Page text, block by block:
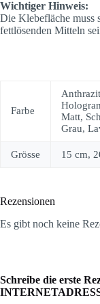
Wichtiger Hinweis:
Die Klebefläche muss
fettlösenden Mitteln
Farbe
Matt,
Grau,
Grösse 15 cm,
Rezensionen
Es gibt noch keine
Schreibe die erste